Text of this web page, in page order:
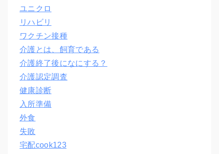
ユニクロ
リハビリ
ワクチン接種
介護とは、飼育である
介護終了後になにする？
介護認定調査
健康診断
入所準備
外食
失敗
宅配cook123